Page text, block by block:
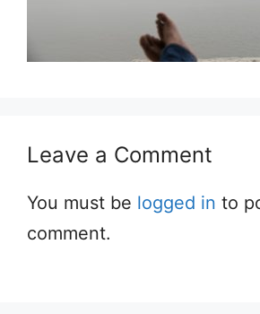
Leave a Comment
You must be logged in to
comment.